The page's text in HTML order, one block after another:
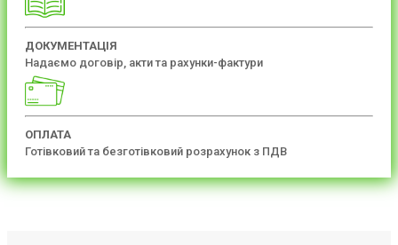
ДОКУМЕНТАЦІЯ
Надаємо договір, акти та рахунки-фактури
ОПЛАТА
Готівковий та безготівковий розрахунок з ПДВ